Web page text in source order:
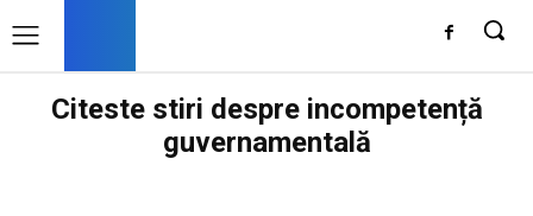
Citeste stiri despre incompetență
guvernamentală